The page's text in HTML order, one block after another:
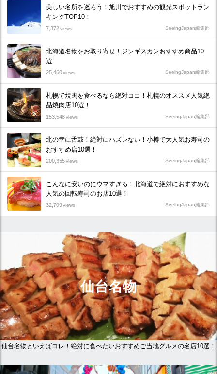
美しい名所を巡ろう！旭川でおすすめの観光スポットラン
キングTOP10！
7,372views SeeingJapan編集部
北海道名物をお取り寄せ！ジンギスカンおすすめ商品10
選
25,460views SeeingJapan編集部
札幌で焼肉を食べるなら絶対ココ！札幌のオススメ人気絶
品焼肉店10選！
153,548views SeeingJapan編集部
北の幸に舌鼓！絶対にハズレない！小樽で大人気お寿司の
おすすめ店10選！
200,355views SeeingJapan編集部
こんなに安いのにウマすぎる！北海道で絶対におすすめな
人気の回転寿司のお店10選！
32,709views SeeingJapan編集部
仙台名物
仙台名物といえばコレ！絶対に食べたいおすすめご当地グルメの名店10選！